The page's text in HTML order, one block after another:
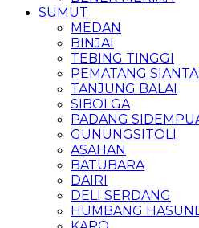
SUMUT
MEDAN
BINJAI
TEBING TINGGI
PEMATANG
TANJUNG BALAI
SIBOLGA
PADANG
GUNUNGSITOLI
ASAHAN
BATUBARA
DAIRI
DELI SERDANG
HUMBANG